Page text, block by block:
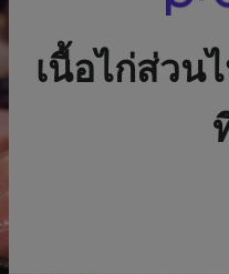
เนื้อไก่ส่วน